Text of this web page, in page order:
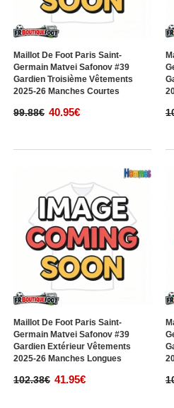
Maillot De Foot Paris Saint-
Germain Matvei Safonov #39
Gardien Troisième Vêtements
2025-26 Manches Courtes
99.88€ 40.95€